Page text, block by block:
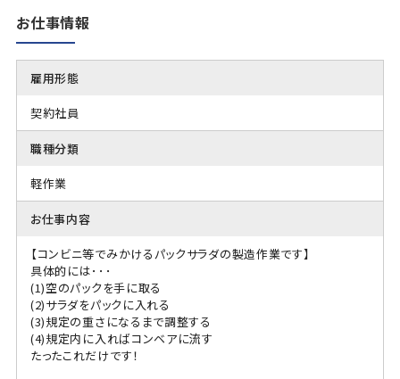
お仕事情報
雇用形態
契約社員
職種分類
軽作業
お仕事内容
【コンビニ等でみかけるパックサラダの製造作業です】
具体的には･･･
(1)空のパックを手に取る
(2)サラダをパックに入れる
(3)規定の重さになるまで調整する
(4)規定内に入ればコンベアに流す
たったこれだけです！